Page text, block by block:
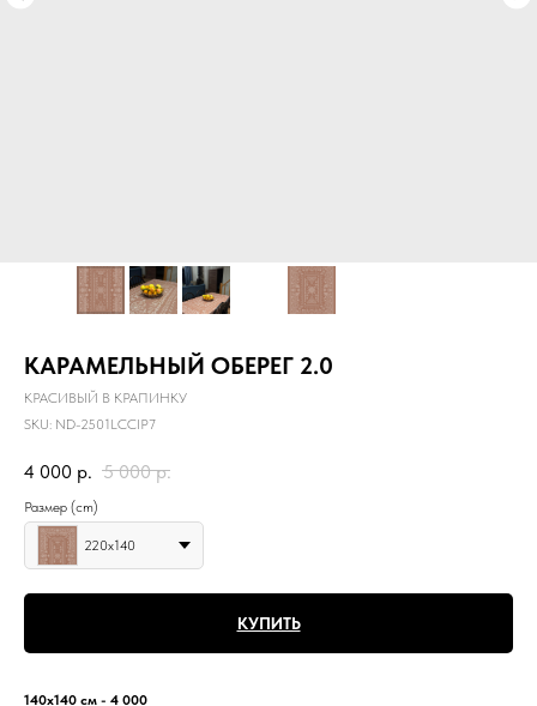
КАРАМЕЛЬНЫЙ ОБЕРЕГ 2.0
КРАСИВЫЙ В КРАПИНКУ
SKU: ND-2501LCCIP7
4 000 р. 5 000 р.
Размер (cm)
220х140
КУПИТЬ
140х140 см - 4 000